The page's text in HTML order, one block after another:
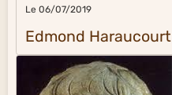
Le 06/07/2019
Edmond Haraucourt